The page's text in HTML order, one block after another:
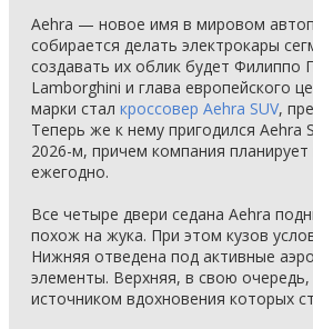
Aehra — новое имя в мировом
собирается делать электрокары
создавать их облик будет
Lamborghini и глава европейского
марки стал кроссовер Aehra SUV,
Теперь же к нему пригодился Aehra
2026-м, причем компания
ежегодно.
Все четыре двери седана Aehra
похож на жука. При этом кузов
Нижняя отведена под активные
элементы. Верхняя, в свою
источником вдохновения которых